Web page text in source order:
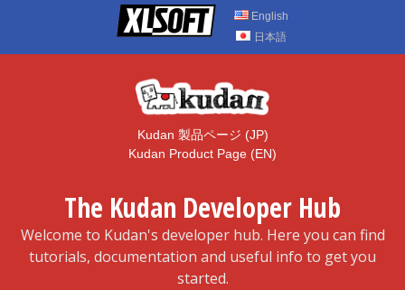
English
日本語
Kudan 製品ページ (JP)
Kudan Product Page (EN)
The Kudan Developer Hub
Welcome to Kudan's developer hub. Here you can find
tutorials, documentation and useful info to get you
started.